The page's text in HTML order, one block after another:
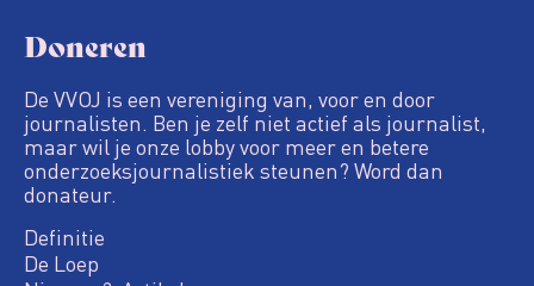
Doneren
De VVOJ is een vereniging van, voor en door
journalisten. Ben je zelf niet actief als journalist,
maar wil je onze lobby voor meer en betere
onderzoeksjournalistiek steunen? Word dan
donateur.
Definitie
De Loep